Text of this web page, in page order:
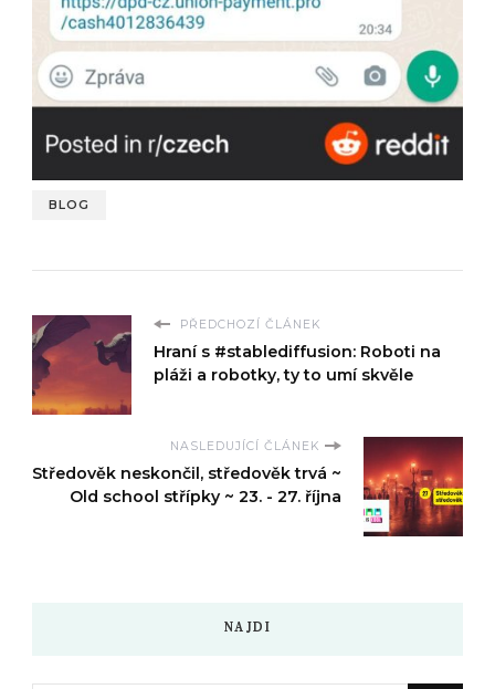
BLOG
PŘEDCHOZÍ ČLÁNEK
Hraní s #stablediffusion: Roboti na
pláži a robotky, ty to umí skvěle
NASLEDUJÍCÍ ČLÁNEK
Středověk neskončil, středověk trvá ~
Old school střípky ~ 23. - 27. října
NAJDI